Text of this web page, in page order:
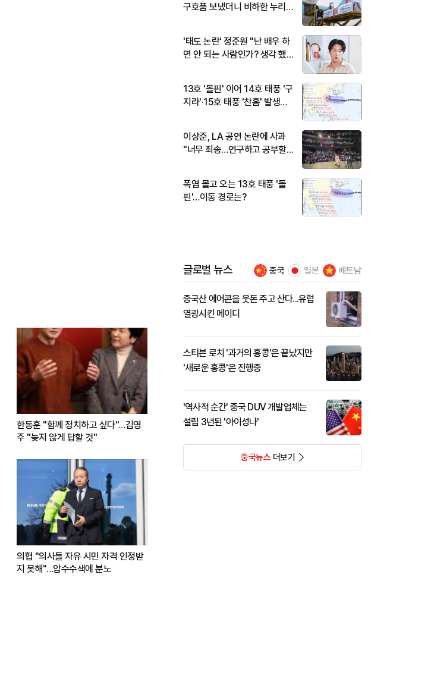
한동훈 "함께 정치하고 싶다"…김영
주 "늦지 않게 답할 것"
의협 "의사들 자유 시민 자격 인정받
지 못해"…압수수색에 분노
구호품 보냈더니 비하한 누리
'태도 논란' 정준원 "난 배우 하
면 안 되는 사람인가? 생각 했
13호 '돌핀' 이어 14호 태풍 '구
지라'·15호 태풍 '찬홈' 발생…
이상준, LA 공연 논란에 사과
"너무 죄송…연구하고 공부할
폭염 몰고 오는 13호 태풍 '돌
핀'…이동 경로는?
글로벌 뉴스 중국 일본 베트남
중국산 에어콘을 웃돈 주고 산다...유럽
열광시킨 메이디
스티븐 로치 '과거의 홍콩'은 끝났지만
'새로운 홍콩'은 진행중
'역사적 순간' 중국 DUV 개발업체는
설립 3년된 '아이성나'
중국뉴스더보기